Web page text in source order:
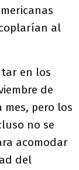
al
en los
de
mes, pero los
no se
acomodar
del